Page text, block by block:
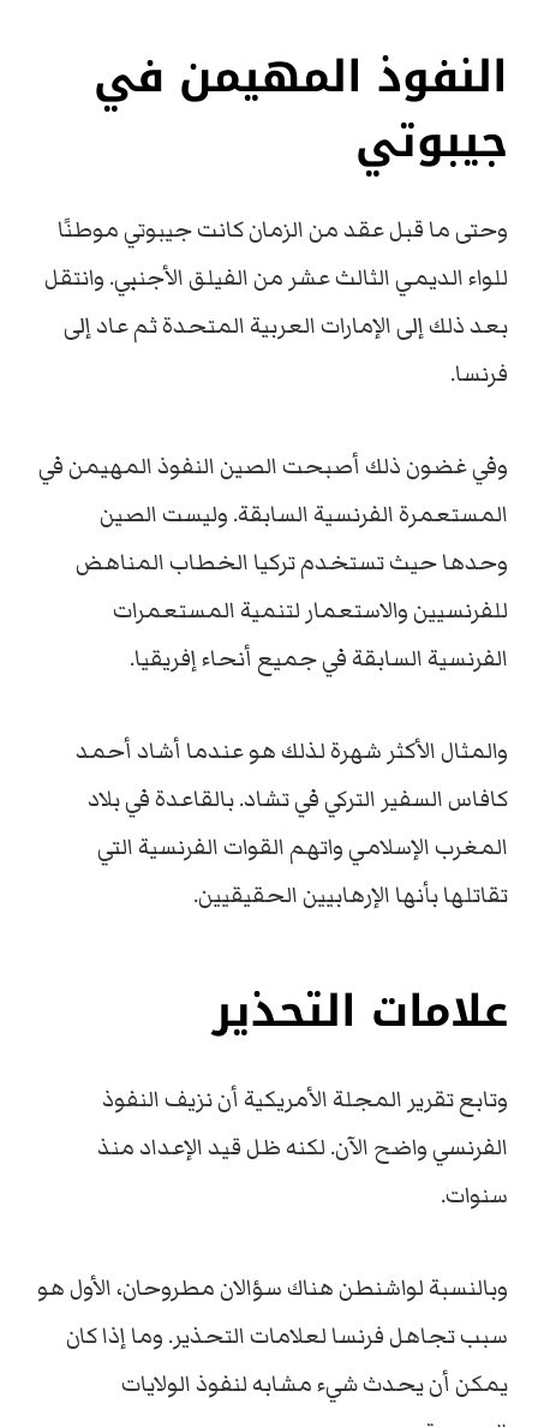
النفوذ المهيمن في
جيبوتي
وحتى ما قبل عقد من الزمان كانت جيبوتي موطنًا
للواء الديمي الثالث عشر من الفيلق الأجنبي. وانتقل
بعد ذلك إلى الإمارات العربية المتحدة ثم عاد إلى
فرنسا.
وفي غضون ذلك أصبحت الصين النفوذ المهيمن في
المستعمرة الفرنسية السابقة. وليست الصين
وحدها حيث تستخدم تركيا الخطاب المناهض
للفرنسيين والاستعمار لتنمية المستعمرات
الفرنسية السابقة في جميع أنحاء إفريقيا.
والمثال الأكثر شهرة لذلك هو عندما أشاد أحمد
كافاس السفير التركي في تشاد. بالقاعدة في بلاد
المغرب الإسلامي واتهم القوات الفرنسية التي
تقاتلها بأنها الإرهابيين الحقيقيين.
علامات التحذير
وتابع تقرير المجلة الأمريكية أن نزيف النفوذ
الفرنسي واضح الآن. لكنه ظل قيد الإعداد منذ
سنوات.
وبالنسبة لواشنطن هناك سؤالان مطروحان، الأول هو
سبب تجاهل فرنسا لعلامات التحذير. وما إذا كان
يمكن أن يحدث شيء مشابه لنفوذ الولايات